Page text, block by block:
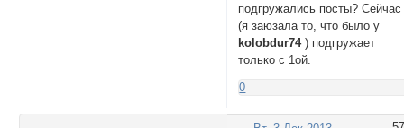
подгружались посты? Сейчас
(я заюзала то, что было у
kolobdur74) подгружает
только с 1ой.
0